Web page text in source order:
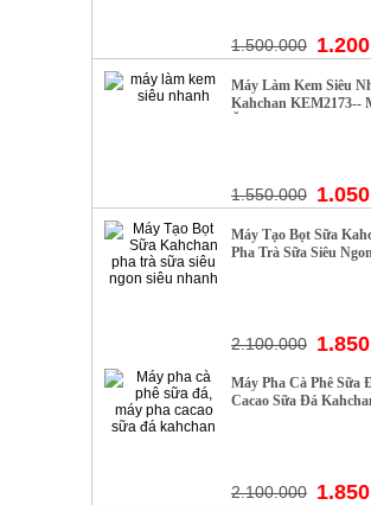
1.500.000
Máy Làm Kem Siêu
Kahchan KEM2173--
1.550.000
Máy Tạo Bọt Sữa
Pha Trà Sữa Siêu
2.100.000
- 11%
Máy Pha Cà Phê Sữa
Cacao Sữa Đá
2.100.000